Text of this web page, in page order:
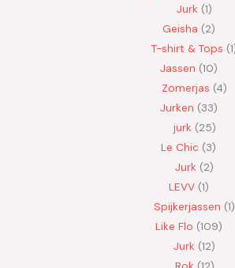
Jurk 1
Geisha 2
T-shirt & Tops 1
Jassen 10
Zomerjas 4
Jurken 33
jurk 25
Le Chic 3
Jurk 2
LEVV 1
Spijkerjassen 1
Like Flo 109
Jurk 12